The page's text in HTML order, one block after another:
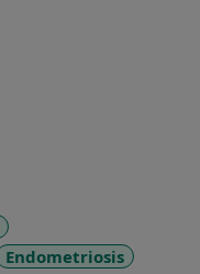
Endometriosis